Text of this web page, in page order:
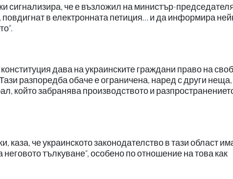
сигнализира, че е възложил на министър-
в електронната петиция… и да информира
дава на украинските граждани право на
разпоредба обаче е ограничена, наред с други неща,
който забранява производството и
каза, че украинското законодателство в тази област
неговото тълкуване“, особено по отношение на това как